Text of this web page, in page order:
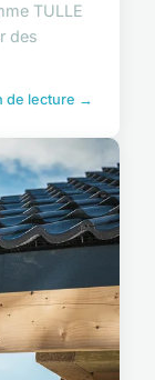
TULLE
des
de lecture →